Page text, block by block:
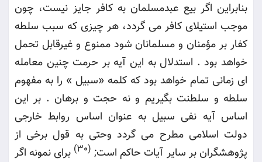
بنابراین اگر بیع عبدمسلمان به کافر جایز نیست، چون
موجب استیلای کافر می گردد، هر چیزی که سبب سلطه
کفار بر مؤمنان و مسلمانان شود ممنوع و غیرقابل تحمل
خواهد بود . استدلال به این آیه بر حرمت چنین معامله
ای زمانی تمام خواهد بود که کلمه «سبیل » را به مفهوم
سلطه و سلطنت بگیریم و نه حجت و برهان . بر این
اساس آیه نفی سبیل به عنوان اساس روابط خارجی
دولت اسلامی مطرح می گردد وحتی به قول برخی از
پژوهشگران بر سایر آیات حاکم است;
(30)
برای نمونه اگر